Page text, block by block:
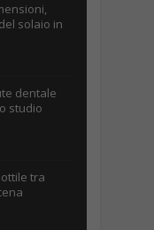
solaio in
dentale
studio
tra